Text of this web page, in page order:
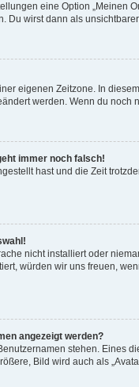
eine Option „Meinen
Du wirst dann als
eigenen Zeitzone. In
werden. Wenn du noch
immer noch falsch!
hast und die Zeit
nicht installiert oder
würden wir uns freuen,
angezeigt werden?
stehen. Eines
Bild wird auch als